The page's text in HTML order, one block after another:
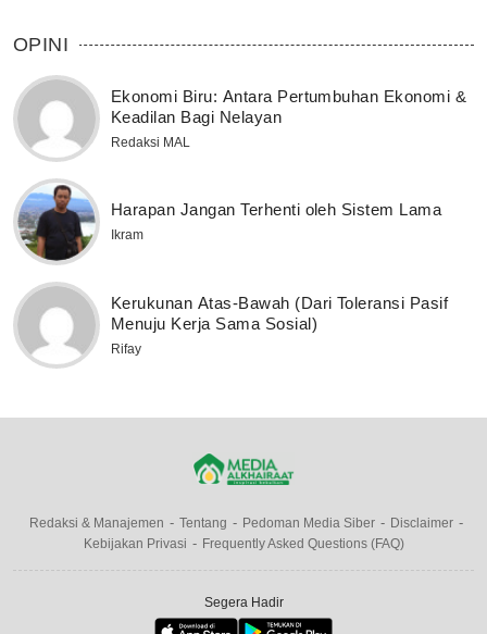
OPINI
Ekonomi Biru: Antara Pertumbuhan Ekonomi &
Keadilan Bagi Nelayan
Redaksi MAL
Harapan Jangan Terhenti oleh Sistem Lama
Ikram
Kerukunan Atas-Bawah (Dari Toleransi Pasif
Menuju Kerja Sama Sosial)
Rifay
Redaksi & Manajemen Tentang Pedoman Media Siber
Disclaimer
Kebijakan Privasi
Frequently Asked Questions (FAQ)
Segera Hadir